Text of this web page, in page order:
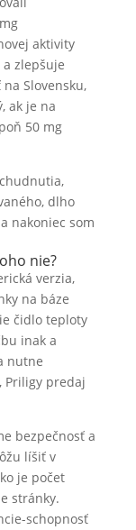
aktivity
zlepšuje
Slovensku,
ak je na
50 mg
dlho
nakoniec som
nie?
verzia,
na báze
čidlo teploty
inak a
nutne
Priligy predaj
bezpečnosť a
líšiť v
je počet
stránky.
schopnosť